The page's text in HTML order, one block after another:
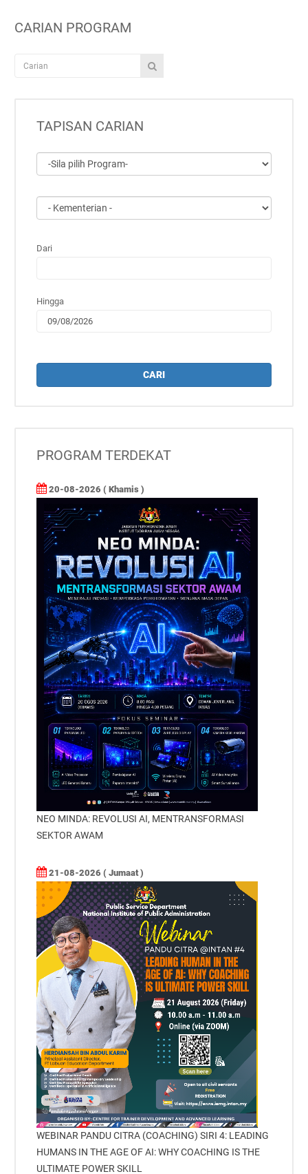
CARIAN PROGRAM
TAPISAN CARIAN
Dari
Hingga
CARI
PROGRAM TERDEKAT
20-08-2026 ( Khamis )
NEO MINDA: REVOLUSI AI, MENTRANSFORMASI
SEKTOR AWAM
21-08-2026 ( Jumaat )
WEBINAR PANDU CITRA (COACHING) SIRI 4: LEADING
HUMANS IN THE AGE OF AI: WHY COACHING IS THE
ULTIMATE POWER SKILL